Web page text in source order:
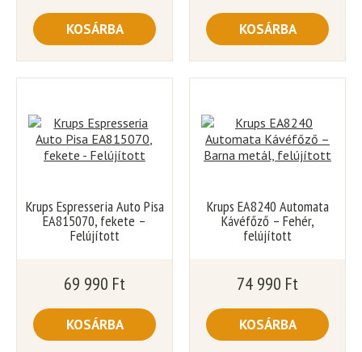
KOSÁRBA KOSÁRBA
Krups Espresseria Auto Pisa
EA815070, fekete –
Felújított
69 990 Ft
KOSÁRBA
Krups EA8240 Automata
Kávéfőző – Fehér,
felújított
74 990 Ft
KOSÁRBA